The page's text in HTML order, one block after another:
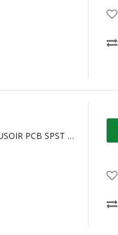
TP32WS83500 BOUTON POUUSOIR PCB SPST APEM